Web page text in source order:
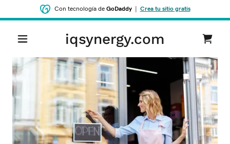
Con tecnología de GoDaddy| Crea tu sitio gratis
iqsynergy.com